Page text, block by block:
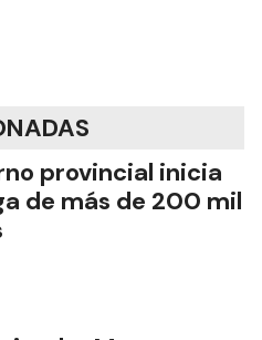
provincial inicia
de más de 200 mil